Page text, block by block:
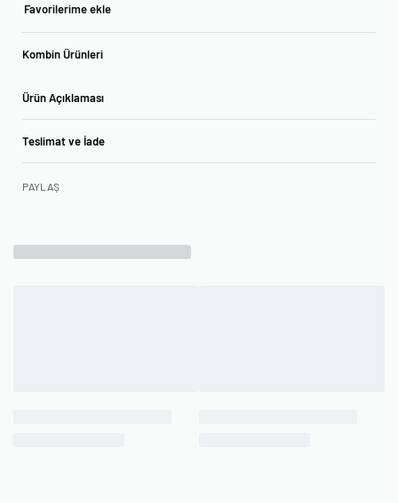
Favorilerime ekle
Kombin Ürünleri
Ürün Açıklaması
Teslimat ve İade
PAYLAŞ